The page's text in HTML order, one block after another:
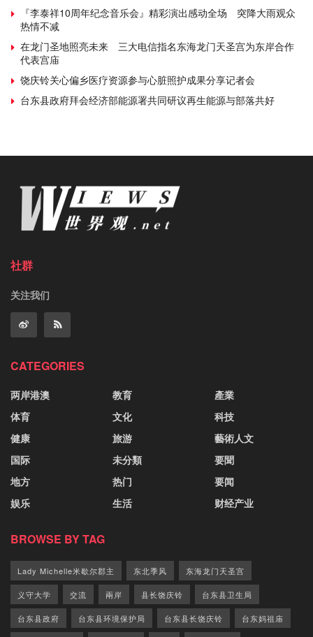
『李泰祥10周年纪念音乐会』精彩演出感动全场 突降大雨观众
热情不减
在龙门圣地照亮未来 三大电信指名东海龙门天圣宫为东岸合作
代表宫庙
饶庆铃关心偏乡医疗资源参与心脏照护成果分享记者会
台东县政府拜会经济部能源署共同研议再生能源与部落共好
社群
关注我们
CATEGORIES
两岸港澳
体育
健康
国际
地方
娱乐
教育
文化
旅游
未分類
热门
生活
產業
科技
藝術人文
要聞
要闻
财经产业
BROWSE BY TAG
Lady Michelle米歇尔郡主 东北季风 东海龙门天圣宫
义守大学 交流 兩岸 县长饶庆铃 台东县卫生局
台东县政府 台东县环境保护局 台东县长饶庆铃 台东妈祖庙